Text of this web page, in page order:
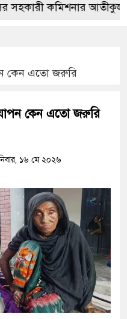
কমিশনার
কেন এতো জরুরি
কেন এতো জরুরি
১৬ মে ২০২৬